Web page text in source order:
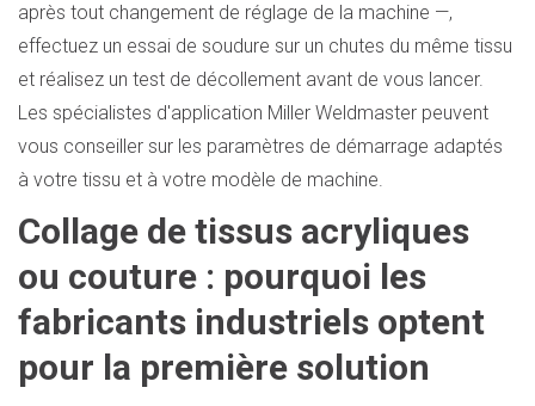
après tout changement de réglage de la machine —,
effectuez un essai de soudure sur un chutes du même tissu
et réalisez un test de décollement avant de vous lancer.
Les spécialistes d'application Miller Weldmaster peuvent
vous conseiller sur les paramètres de démarrage adaptés
à votre tissu et à votre modèle de machine.
Collage de tissus acryliques
ou couture : pourquoi les
fabricants industriels optent
pour la première solution